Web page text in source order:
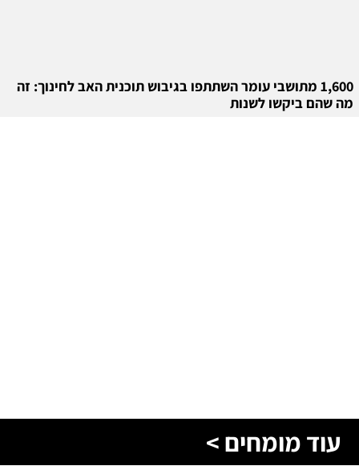
1,600 מתושבי עומר השתתפו בגיבוש תוכנית האב לחינוך: זה
מה שהם ביקשו לשנות
עוד מומחים >